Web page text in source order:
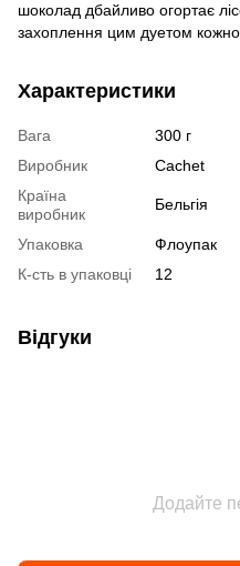
шоколад дбайливо огортає
захоплення цим дуетом
Характеристики
Вага
300 г
Виробник
Cachet
Країна
виробник
Бельгія
Упаковка
Флоупак
К-сть в упаковці
12
Відгуки
Додайте